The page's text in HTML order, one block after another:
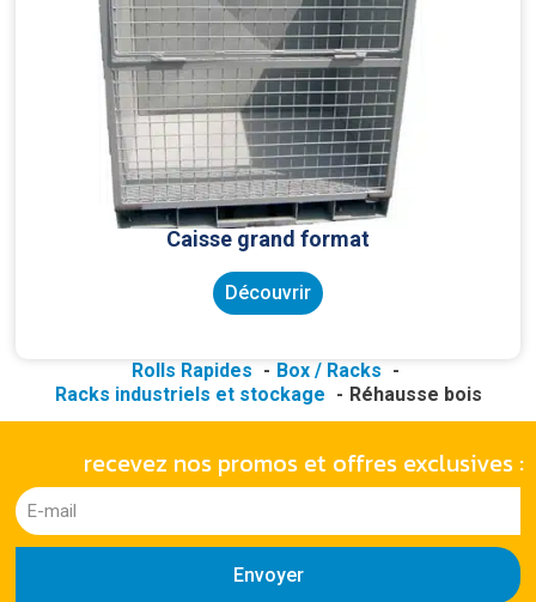
Caisse grand format
Découvrir
Rolls Rapides
Box / Racks
Racks industriels et stockage
Réhausse bois
recevez nos promos et offres exclusives :
Envoyer